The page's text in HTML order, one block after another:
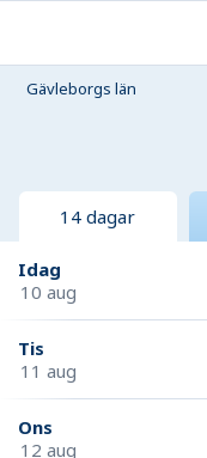
Gävleborgs län
14 dagar
Idag
10 aug
Tis
11 aug
Ons
12 aug